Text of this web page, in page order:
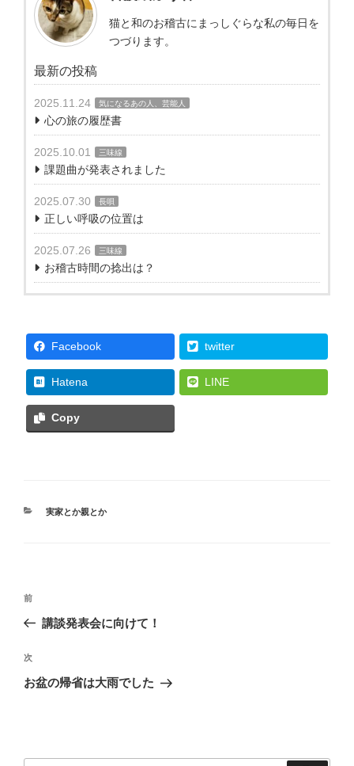
猫と和のお稽古にまっしぐらな私の毎日を
つづります。
最新の投稿
2025.11.24 気になるあの人、芸能人
心の旅の履歴書
2025.10.01 三味線
課題曲が発表されました
2025.07.30 長唄
正しい呼吸の位置は
2025.07.26 三味線
お稽古時間の捻出は？
Facebook twitter
Hatena LINE
Copy
カ
実家とか親とか
投
ナ
ビ
ゲ
過
去
投
稿
前
講談発表会に向けて！
次
の
次
お盆の帰省は大雨でした